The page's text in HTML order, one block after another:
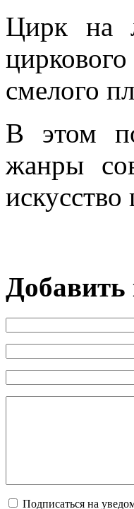
Цирк на
смелого
В этом
жанры
Подписаться на